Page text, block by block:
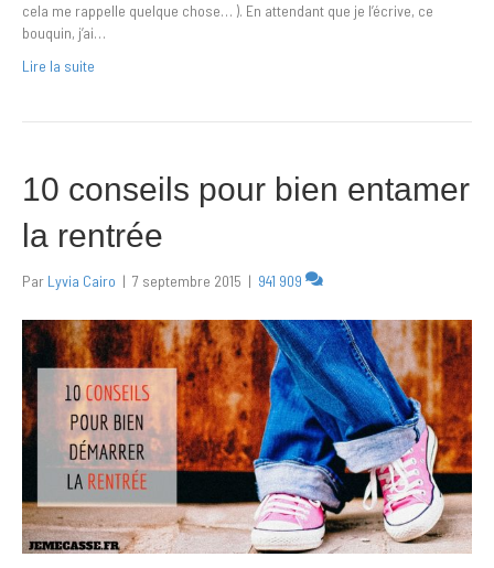
cela me rappelle quelque chose… ). En attendant que je l’écrive, ce
bouquin, j’ai…
Lire la suite
10 conseils pour bien entamer
la rentrée
Par Lyvia Cairo | 7 septembre 2015 | 941 909